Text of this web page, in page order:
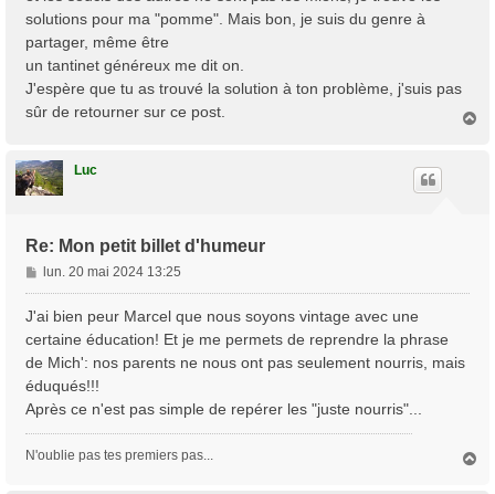
solutions pour ma "pomme". Mais bon, je suis du genre à
partager, même être
un tantinet généreux me dit on.
J'espère que tu as trouvé la solution à ton problème, j'suis pas
sûr de retourner sur ce post.
Luc
Re: Mon petit billet d'humeur
M
e
s
g
e
lun. 20 mai 2024 13:25
J'ai bien peur Marcel que nous soyons vintage avec une
certaine éducation! Et je me permets de reprendre la phrase
de Mich': nos parents ne nous ont pas seulement nourris, mais
éduqués!!!
Après ce n'est pas simple de repérer les "juste nourris"...
N'oublie pas tes premiers pas...